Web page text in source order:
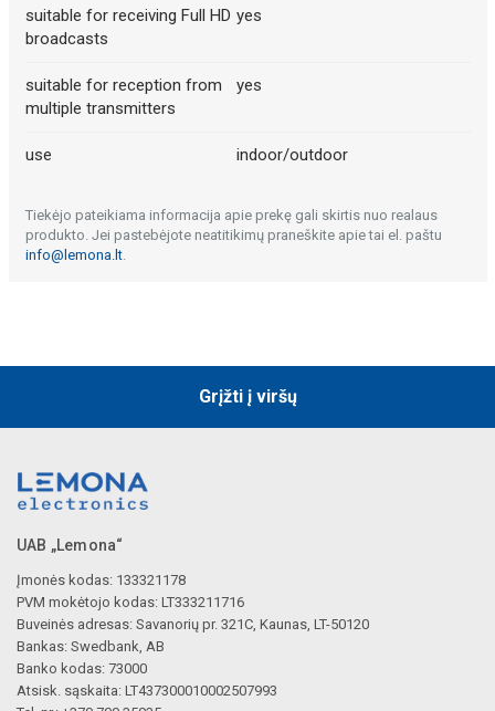
suitable for receiving Full HD
broadcasts
yes
suitable for reception from
multiple transmitters
yes
use indoor/outdoor
Tiekėjo pateikiama informacija apie prekę gali skirtis nuo realaus
produkto. Jei pastebėjote neatitikimų praneškite apie tai el. paštu
info@lemona.lt.
Grįžti į viršų
UAB „Lemona“
Įmonės kodas: 133321178
PVM mokėtojo kodas: LT333211716
Buveinės adresas: Savanorių pr. 321C, Kaunas, LT-50120
Bankas: Swedbank, AB
Banko kodas: 73000
Atsisk. sąskaita: LT437300010002507993